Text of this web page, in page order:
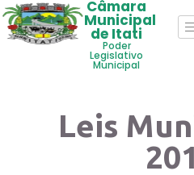
Câmara
Municipal
de Itati
Poder
Legislativo
Municipal
Leis